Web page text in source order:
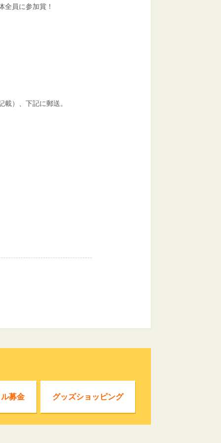
員に参加賞！
）、下記に郵送。
募金 グッズショッピング